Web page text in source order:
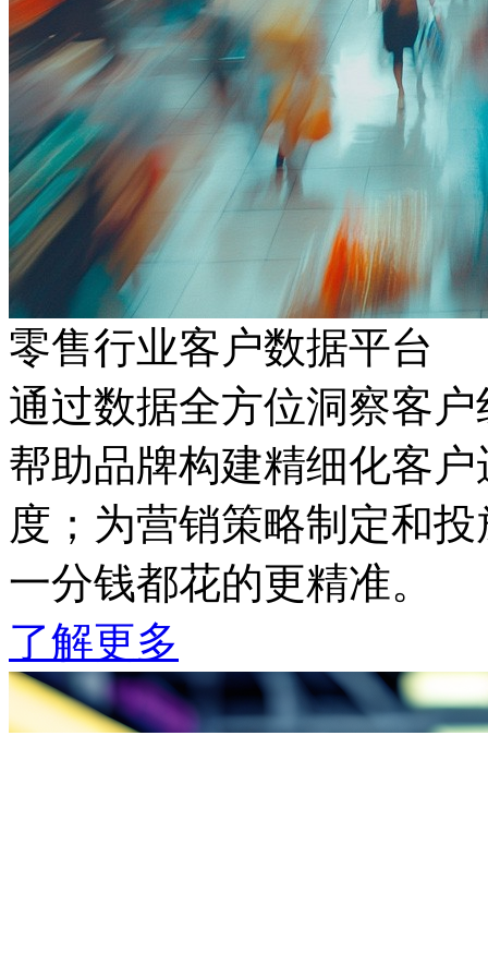
零售行业客户数据平台
通过数据全方位洞察客户
帮助品牌构建精细化客户
度；为营销策略制定和投
一分钱都花的更精准。
了解更多